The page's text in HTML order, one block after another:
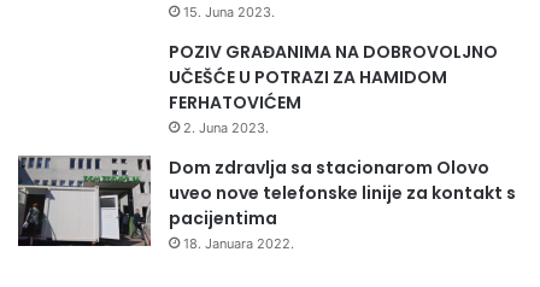
15. Juna 2023.
POZIV GRAĐANIMA NA DOBROVOLJNO
UČEŠĆE U POTRAZI ZA HAMIDOM
FERHATOVIĆEM
2. Juna 2023.
Dom zdravlja sa stacionarom Olovo
uveo nove telefonske linije za kontakt s
pacijentima
18. Januara 2022.